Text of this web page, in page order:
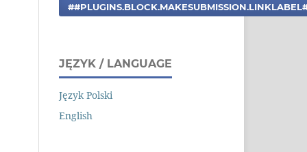
JĘZYK / LANGUAGE
Język Polski
English